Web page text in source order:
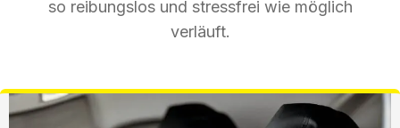
so reibungslos und stressfrei wie möglich
verläuft.